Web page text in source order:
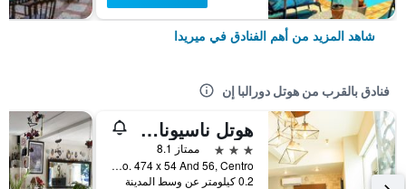
شاهد المزيد من أهم الفنادق في ميريدا
فنادق بالقرب من هوتل دورالبا إن
هوتل ناسيونال ميريدا
3 نجوم
ممتاز 8.1
Calle 61 No. 474 x 54 And 56, Centro, ميريدا, ولاية يوكاتان, المكسيك
0.2 كيلومتر عن وسط المدينة